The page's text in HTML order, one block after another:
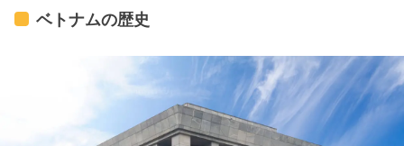
ベトナムの歴史